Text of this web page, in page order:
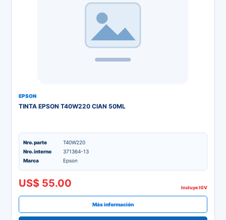
EPSON
TINTA EPSON T40W220 CIAN 50ML
Nro. parte
T40W220
Nro. interno
371364-13
Marca
Epson
US$ 55.00 Incluye IGV
Más información